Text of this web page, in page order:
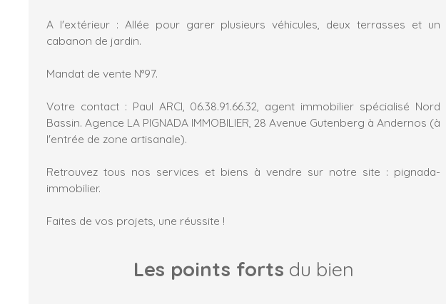
A l'extérieur : Allée pour garer plusieurs véhicules, deux terrasses et un
cabanon de jardin.
Mandat de vente N°97.
Votre contact : Paul ARCI, 06.38.91.66.32, agent immobilier spécialisé Nord
Bassin. Agence LA PIGNADA IMMOBILIER, 28 Avenue Gutenberg à Andernos (à
l'entrée de zone artisanale).
Retrouvez tous nos services et biens à vendre sur notre site : pignada-
immobilier.
Faites de vos projets, une réussite !
Les points forts du bien